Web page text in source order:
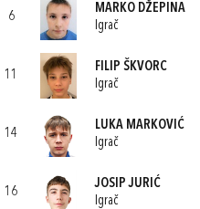
6
MARKO DŽEPINA
Igrač
11
FILIP ŠKVORC
Igrač
14
LUKA MARKOVIĆ
Igrač
16
JOSIP JURIĆ
Igrač